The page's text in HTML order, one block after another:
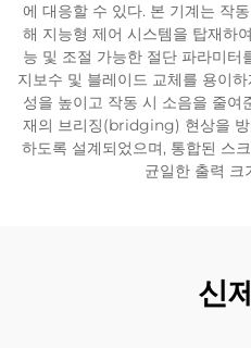
에 대응할 수 있다. 본 기계는 작
해 지능형 제어 시스템을 탑재하
능 및 조절 가능한 절단 파라미터
지보수 및 블레이드 교체를 용이
성을 높이고 작동 시 소음을 줄여
재의 브리징(bridging) 현상을
하도록 설계되었으며, 통합된 스
균일한 출력 크
신